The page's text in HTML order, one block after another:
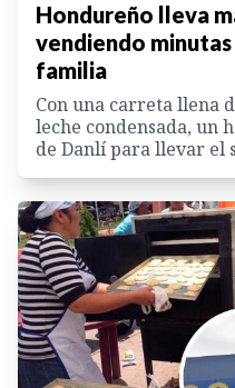
Hondureño lleva
vendiendo
familia
Con una carreta llena
leche condensada, un
de Danlí para llevar el